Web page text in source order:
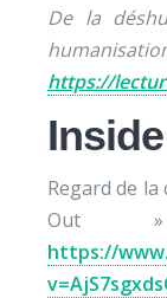
De la
https://
Regard de la
Out
https://